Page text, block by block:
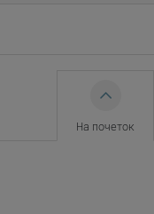
На почеток